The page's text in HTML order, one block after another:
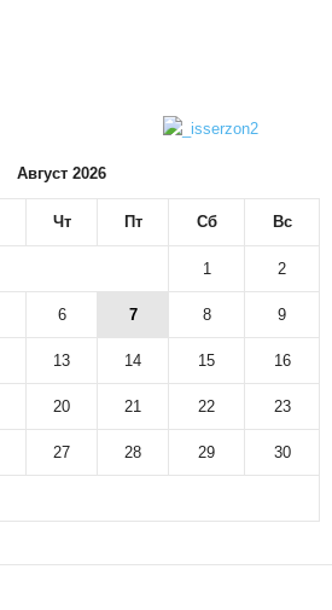
Август 2026
Чт Пт Сб Вс
1 2
6 7 8 9
13 14 15 16
20 21 22 23
27 28 29 30